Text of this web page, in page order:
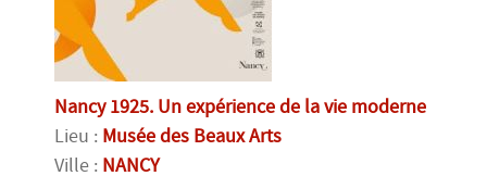
Nancy 1925. Un expérience de la vie moderne
Lieu : Musée des Beaux Arts
Ville : NANCY